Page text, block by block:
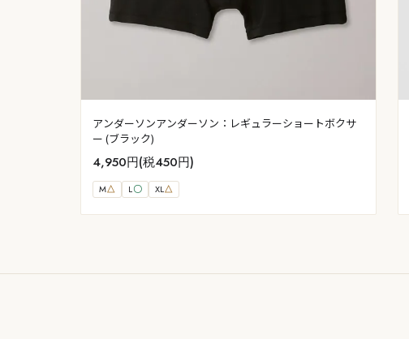
アンダーソンアンダーソン：レギュラーショートボクサ
ー (ブラック)
4,950円(税450円)
M△ L〇 XL△